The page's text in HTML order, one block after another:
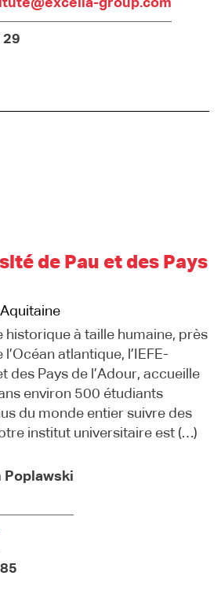
group.com
29
de Pau et des Pays
historique à taille humaine, près
atlantique, l’IEFE-
des Pays de l’Adour, accueille
environ 500 étudiants
du monde entier suivre des
institut universitaire est (…)
Poplawski